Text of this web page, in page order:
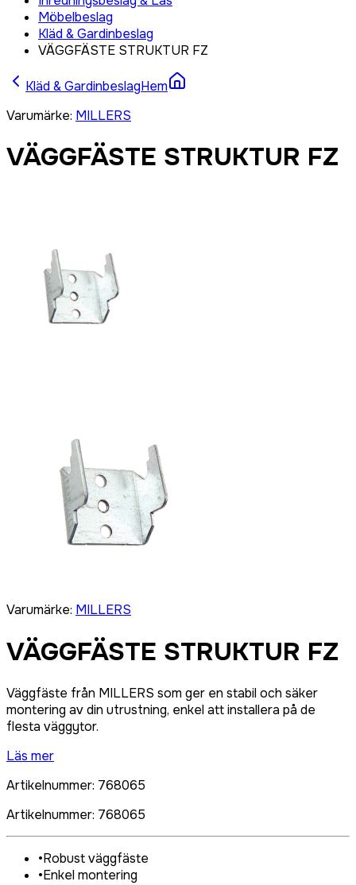
Möbelbeslag
Kläd & Gardinbeslag
VÄGGFÄSTE STRUKTUR FZ
Kläd & GardinbeslagHem
Varumärke: MILLERS
VÄGGFÄSTE STRUKTUR FZ
Varumärke: MILLERS
VÄGGFÄSTE STRUKTUR FZ
Väggfäste från MILLERS som ger en stabil och säker
montering av din utrustning, enkel att installera på de
flesta väggytor.
Läs mer
Artikelnummer: 768065
Artikelnummer: 768065
•Robust väggfäste
•Enkel montering